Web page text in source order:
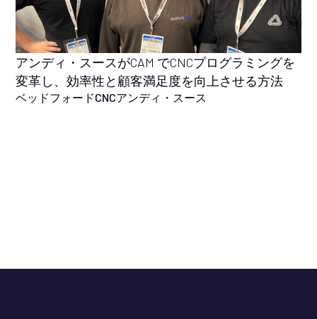
アンディ・スースがCAM でCNCプログラミングを
変革し、効率性と顧客満足度を向上させる方法
ベッドフォードCNCアンディ・スース